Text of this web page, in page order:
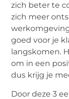
zich beter te
zich meer
goed voor je
langskomen.
om in een
dus krijg je
Door deze 3